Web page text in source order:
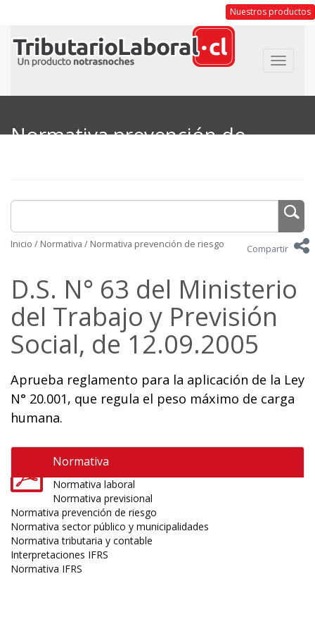
Nuestros productos
Toggle
Normativa prevención de
Inicio / Normativa / Normativa prevención de riesgo Compartir
D.S. N° 63 del Ministerio
del Trabajo y Previsión
Social, de 12.09.2005
Aprueba reglamento para la aplicación de la Ley
N° 20.001, que regula el peso máximo de carga
humana.
Normativa
Normativa laboral
Normativa previsional
Normativa prevención de riesgo
Normativa sector público y municipalidades
Normativa tributaria y contable
Interpretaciones IFRS
Normativa IFRS